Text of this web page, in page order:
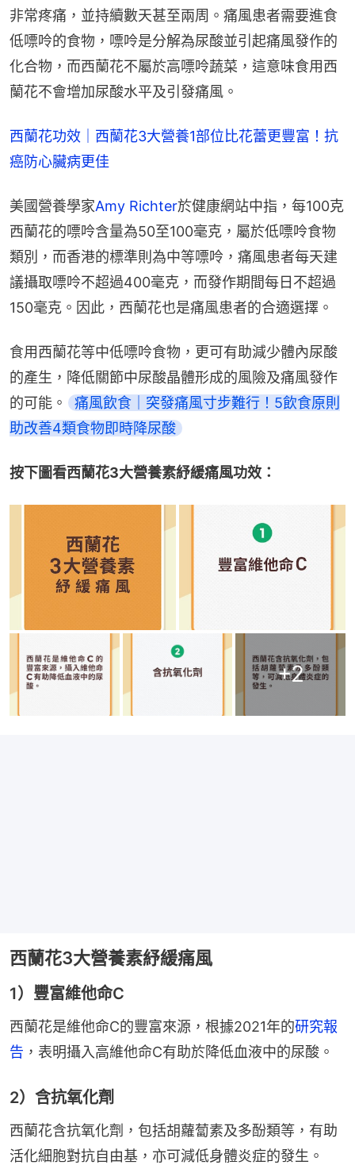
非常疼痛，並持續數天甚至兩周。痛風患者需要進食
低嘌呤的食物，嘌呤是分解為尿酸並引起痛風發作的
化合物，而西蘭花不屬於高嘌呤蔬菜，這意味食用西
蘭花不會增加尿酸水平及引發痛風。
西蘭花功效｜西蘭花3大營養1部位比花蕾更豐富！抗
癌防心臟病更佳
美國營養學家Amy Richter於健康網站中指，每100克
西蘭花的嘌呤含量為50至100毫克，屬於低嘌呤食物
類別，而香港的標準則為中等嘌呤，痛風患者每天建
議攝取嘌呤不超過400毫克，而發作期間每日不超過
150毫克。因此，西蘭花也是痛風患者的合適選擇。
食用西蘭花等中低嘌呤食物，更可有助減少體內尿酸
的產生，降低關節中尿酸晶體形成的風險及痛風發作
的可能。
痛風飲食｜突發痛風寸步難行！5飲食原則
助改善4類食物即時降尿酸
按下圖看西蘭花3大營養素紓緩痛風功效：
+2
西蘭花3大營養素紓緩痛風
1）豐富維他命C
西蘭花是維他命C的豐富來源，根據2021年的研究報
告 ，表明攝入高維他命C有助於降低血液中的尿酸。
2）含抗氧化劑
西蘭花含抗氧化劑，包括胡蘿蔔素及多酚類等，有助
活化細胞對抗自由基，亦可減低身體炎症的發生。